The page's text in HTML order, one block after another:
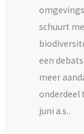
schuurt
een
meer
onderdeel
juni a.s..